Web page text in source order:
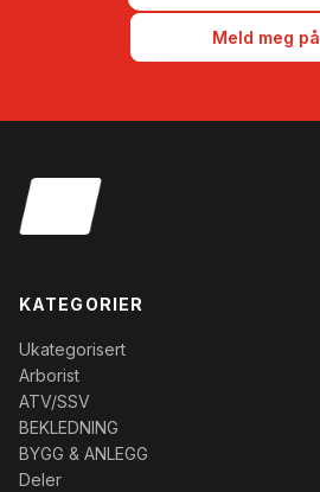
Meld meg på
KATEGORIER
Ukategorisert
Arborist
ATV/SSV
BEKLEDNING
BYGG & ANLEGG
Deler